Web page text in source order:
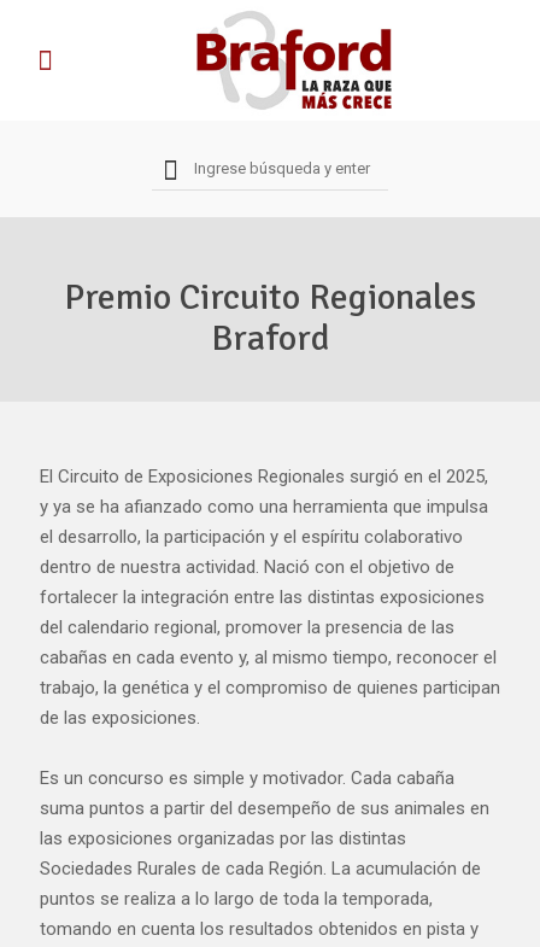
Premio Circuito Regionales
Braford
El Circuito de Exposiciones Regionales surgió en el 2025,
y ya se ha afianzado como una herramienta que impulsa
el desarrollo, la participación y el espíritu colaborativo
dentro de nuestra actividad. Nació con el objetivo de
fortalecer la integración entre las distintas exposiciones
del calendario regional, promover la presencia de las
cabañas en cada evento y, al mismo tiempo, reconocer el
trabajo, la genética y el compromiso de quienes participan
de las exposiciones.
Es un concurso es simple y motivador. Cada cabaña
suma puntos a partir del desempeño de sus animales en
las exposiciones organizadas por las distintas
Sociedades Rurales de cada Región. La acumulación de
puntos se realiza a lo largo de toda la temporada,
tomando en cuenta los resultados obtenidos en pista y